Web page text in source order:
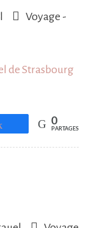
Voyage -
de Strasbourg
Partagez 0
PARTAGES